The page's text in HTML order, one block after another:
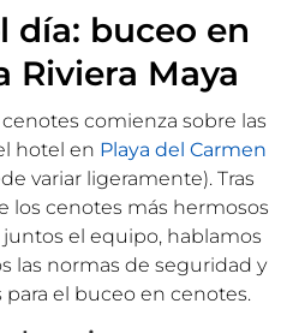
día: buceo en
Riviera Maya
comienza sobre las
hotel en Playa del Carmen
variar ligeramente). Tras
los cenotes más hermosos
el equipo, hablamos
las normas de seguridad y
el buceo en cenotes.